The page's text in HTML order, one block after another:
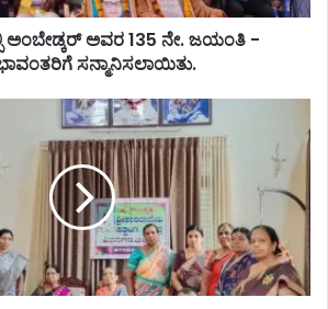
ಅಂಬೇಡ್ಕರ್ ಅವರ 135 ನೇ. ಜಯಂತಿ -
ಸನ್ಮಾನಿಸಲಾಯಿತು.